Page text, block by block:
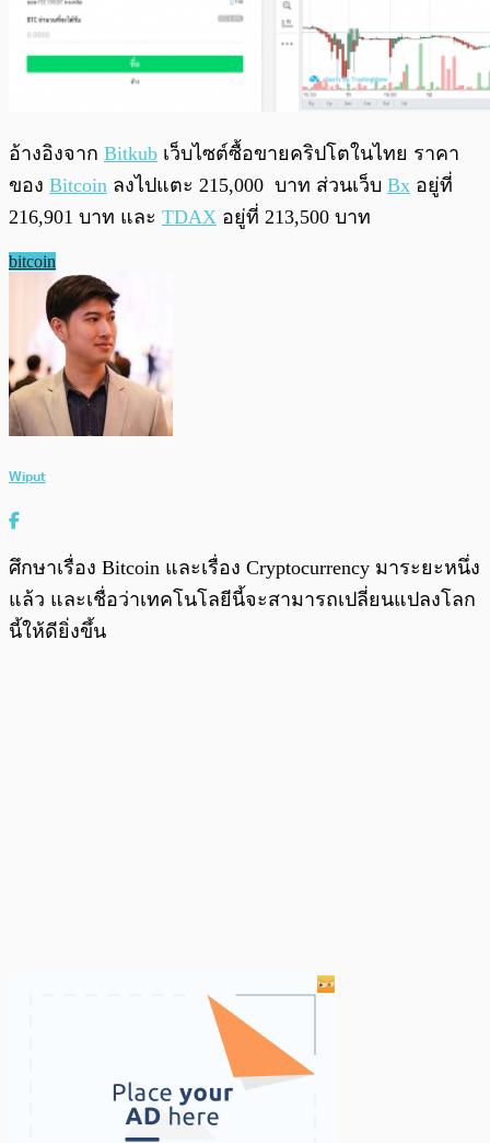
อ้างอิงจาก Bitkub เว็บไซต์ซื้อขายคริปโตในไทย ราคา
ของ Bitcoin ลงไปแตะ 215,000 บาท ส่วนเว็บ Bx อยู่ที่
216,901 บาท และ TDAX อยู่ที่ 213,500 บาท
bitcoin
Wiput
ศึกษาเรื่อง Bitcoin และเรื่อง Cryptocurrency มาระยะหนึ่ง
แล้ว และเชื่อว่าเทคโนโลยีนี้จะสามารถเปลี่ยนแปลงโลก
นี้ให้ดียิ่งขึ้น